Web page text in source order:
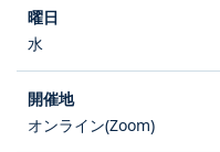
水
オンライン(Zoom)